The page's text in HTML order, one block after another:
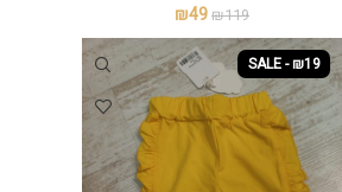
₪119
₪49
SALE - ₪19